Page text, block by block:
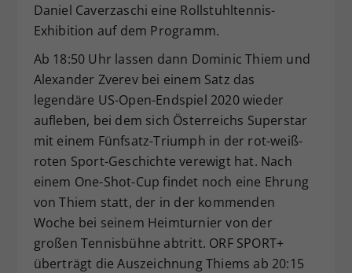
Daniel Caverzaschi eine Rollstuhltennis-
Exhibition auf dem Programm.
Ab 18:50 Uhr lassen dann Dominic Thiem und
Alexander Zverev bei einem Satz das
legendäre US-Open-Endspiel 2020 wieder
aufleben, bei dem sich Österreichs Superstar
mit einem Fünfsatz-Triumph in der rot-weiß-
roten Sport-Geschichte verewigt hat. Nach
einem One-Shot-Cup findet noch eine Ehrung
von Thiem statt, der in der kommenden
Woche bei seinem Heimturnier von der
großen Tennisbühne abtritt. ORF SPORT+
überträgt die Auszeichnung Thiems ab 20:15